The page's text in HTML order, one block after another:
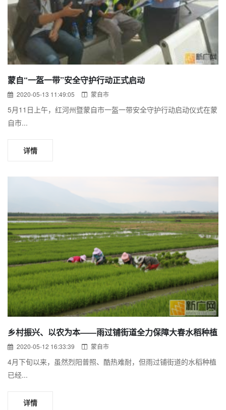
蒙自“一盔一带”安全守护行动正式启动
2020-05-13 11:49:05 蒙自市
5月11日上午，红河州暨蒙自市一盔一带安全守护行动启动仪式在蒙
自市...
详情
乡村振兴、以农为本——雨过铺街道全力保障大春水稻种植
2020-05-12 16:33:39 蒙自市
4月下旬以来，虽然烈阳普照、酷热难耐，但雨过铺街道的水稻种植
已经...
详情